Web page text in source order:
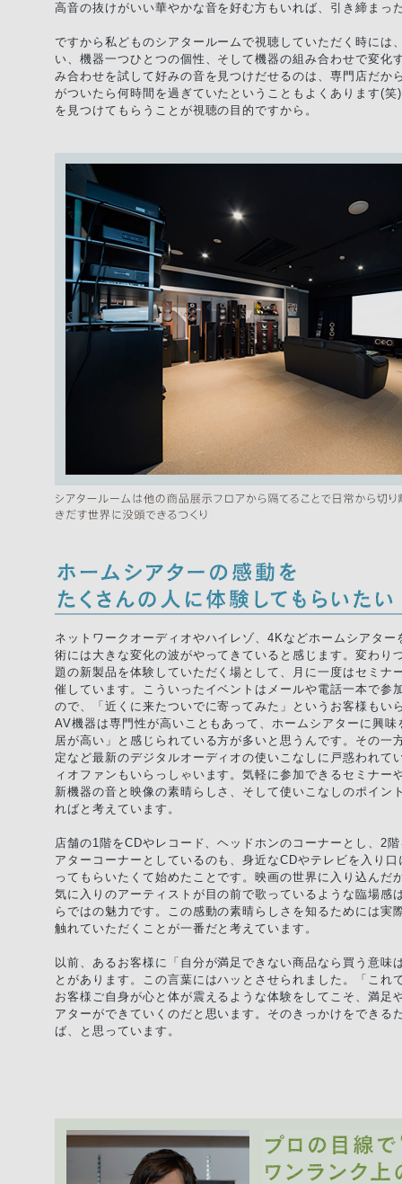
高音の抜けがいい華やかな音を好む方もいれば、引き締ま
ですから私どものシアタールームで視聴していただく時に
い、機器一つひとつの個性、そして機器の組み合わせで変
み合わせを試して好みの音を見つけだせるのは、専門店だ
がついたら何時間を過ぎていたということもよくあります(
を見つけてもらうことが視聴の目的ですから。
ネットワークオーディオやハイレゾ、4Kなどホームシアター
術には大きな変化の波がやってきていると感じます。変わり
題の新製品を体験していただく場として、月に一度はセミナ
催しています。こういったイベントはメールや電話一本で参
ので、「近くに来たついでに寄ってみた」というお客様もい
AV機器は専門性が高いこともあって、ホームシアターに興味
居が高い」と感じられている方が多いと思うんです。その一
定など最新のデジタルオーディオの使いこなしに戸惑われて
ィオファンもいらっしゃいます。気軽に参加できるセミナー
新機器の音と映像の素晴らしさ、そして使いこなしのポイン
ればと考えています。
店舗の1階をCDやレコード、ヘッドホンのコーナーとし、2
アターコーナーとしているのも、身近なCDやテレビを入り
ってもらいたくて始めたことです。映画の世界に入り込んだ
気に入りのアーティストが目の前で歌っているような臨場感
らではの魅力です。この感動の素晴らしさを知るためには実
触れていただくことが一番だと考えています。
以前、あるお客様に「自分が満足できない商品なら買う意味
とがあります。この言葉にはハッとさせられました。「これ
お客様ご自身が心と体が震えるような体験をしてこそ、満足
アターができていくのだと思います。そのきっかけをできる
ば、と思っています。